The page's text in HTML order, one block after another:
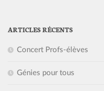
ARTICLES RÉCENTS
Concert Profs-élèves
Génies pour tous